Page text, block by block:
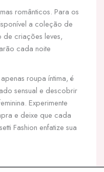
românticos. Para os
a coleção de
de criações leves,
cada noite
roupa íntima, é
sensual e descobrir
Experimente
e deixe que cada
Fashion enfatize sua